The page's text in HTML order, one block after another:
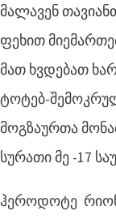
მალავენ
ფეხით
მათ ხვდებათ
ტოტებ-
მოგზაურთა
სურათი მე -17
ჰეროდოტე